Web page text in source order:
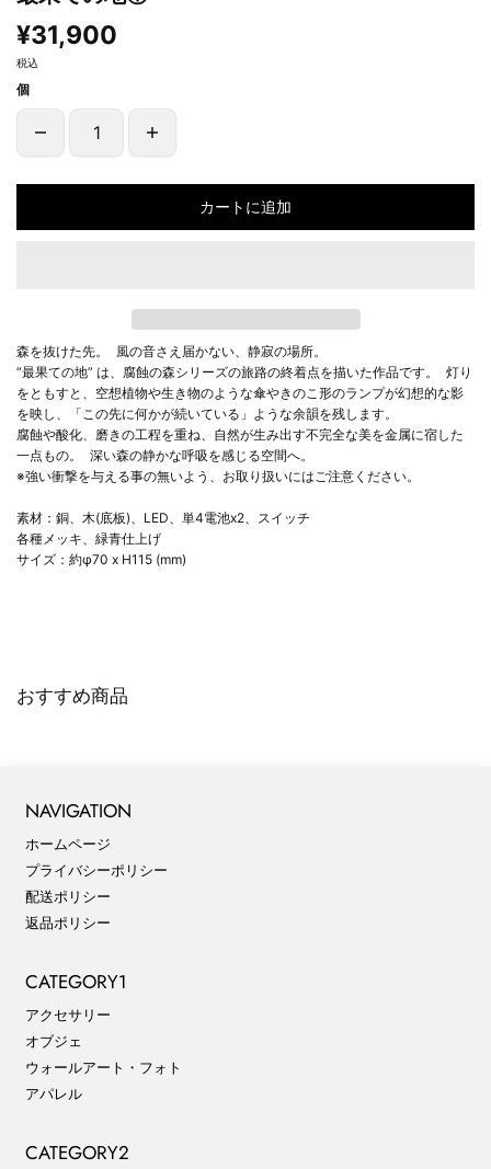
¥31,900
税込
個
カートに追加
森を抜けた先。 風の音さえ届かない、静寂の場所。
“最果ての地” は、腐蝕の森シリーズの旅路の終着点を描いた作品です。 灯り
をともすと、空想植物や生き物のような傘やきのこ形のランプが幻想的な影
を映し、「この先に何かが続いている」ような余韻を残します。
腐蝕や酸化、磨きの工程を重ね、自然が生み出す不完全な美を金属に宿した
一点もの。 深い森の静かな呼吸を感じる空間へ。
※強い衝撃を与える事の無いよう、お取り扱いにはご注意ください。
素材：銅、木(底板)、LED、単4電池x2、スイッチ
各種メッキ、緑青仕上げ
サイズ：約φ70 x H115 (mm)
おすすめ商品
NAVIGATION
ホームページ
プライバシーポリシー
配送ポリシー
返品ポリシー
CATEGORY1
アクセサリー
オブジェ
ウォールアート・フォト
アパレル
CATEGORY2